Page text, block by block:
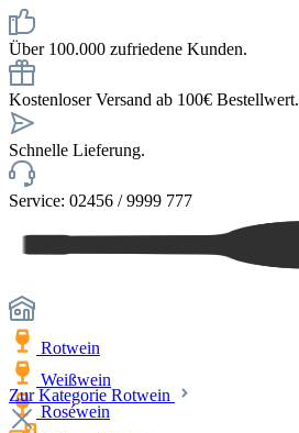
Über 100.000 zufriedene Kunden.
Kostenloser Versand ab 100€ Bestellwert.
Schnelle Lieferung.
Service: 02456 / 9999 777
Rotwein
Weißwein
Roséwein
Zur Kategorie Rotwein